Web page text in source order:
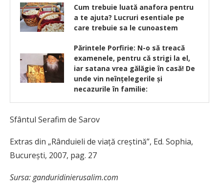
Cum trebuie luată anafora pentru
a te ajuta? Lucruri esentiale pe
care trebuie sa le cunoastem
Părintele Porfirie: N-o să treacă
examenele, pentru că strigi la el,
iar satana vrea gălăgie în casă! De
unde vin neînțelegerile și
necazurile în familie:
Sfântul Serafim de Sarov
Extras din „Rânduieli de viață creștină”, Ed. Sophia,
București, 2007, pag. 27
Sursa: ganduridinierusalim.com